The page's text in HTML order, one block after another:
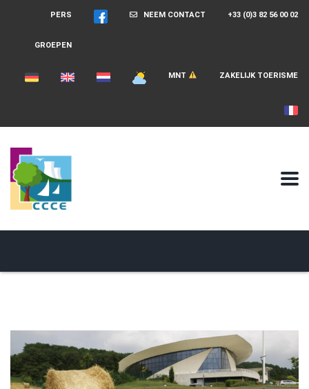
+33 (0)3 82 56 00 02
NEEM CONTACT
PERS
GROEPEN
ZAKELIJK TOERISME
MNT